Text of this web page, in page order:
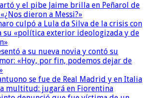
y el pibe Jaime brilla en Peñarol de
dieron a Messi?»
culpó a Lula da Silva de la crisis con
su «política exterior ideologizada y de
a su nueva novia y contó su
«Hoy, por fin, podemos dejar de
se fue de Real Madrid y en Italia
multitud: jugará en Fiorentina